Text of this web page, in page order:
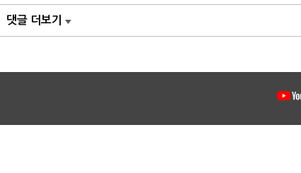
댓글 더보기